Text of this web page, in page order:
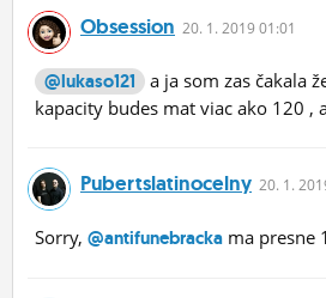
Obsession 20. 1. 2019 01:01
@lukaso121
a ja som zas čakala
kapacity budes mat viac ako 120 ,
Pubertslatinocelny 20. 1.
Sorry, @antifunebracka ma presne